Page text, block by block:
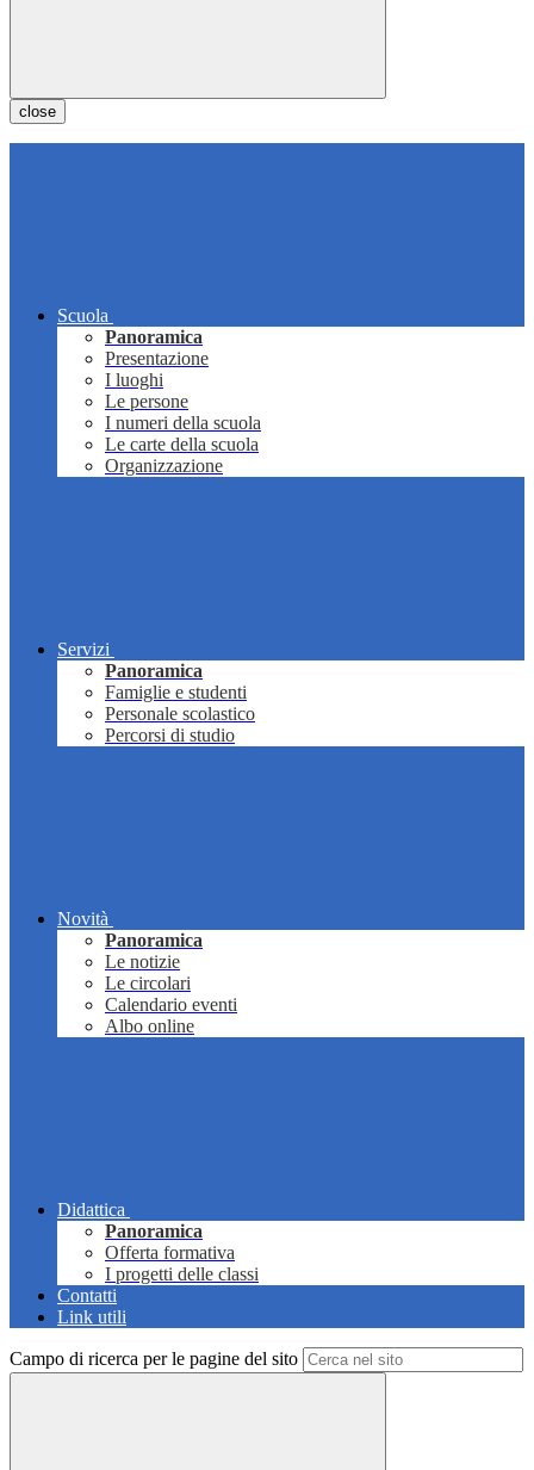
close
Scuola
Panoramica
Presentazione
I luoghi
Le persone
I numeri della scuola
Le carte della scuola
Organizzazione
Servizi
Panoramica
Famiglie e studenti
Personale scolastico
Percorsi di studio
Novità
Panoramica
Le notizie
Le circolari
Calendario eventi
Albo online
Didattica
Panoramica
Offerta formativa
I progetti delle classi
Contatti
Link utili
Campo di ricerca per le pagine del sito